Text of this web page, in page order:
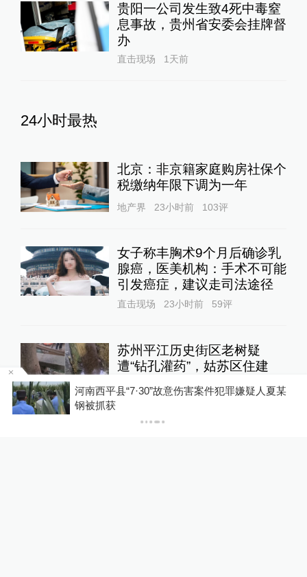
贵阳一公司发生致4死中毒窒
息事故，贵州省安委会挂牌督
办
直击现场 1天前
24小时最热
北京：非京籍家庭购房社保个
税缴纳年限下调为一年
地产界 23小时前 103评
女子称丰胸术9个月后确诊乳
腺癌，医美机构：手术不可能
引发癌症，建议走司法途径
直击现场 23小时前 59评
苏州平江历史街区老树疑
遭“钻孔灌药”，姑苏区住建
河南西平县“7·30”故意伤害案件犯罪嫌疑人夏某
钢被抓获